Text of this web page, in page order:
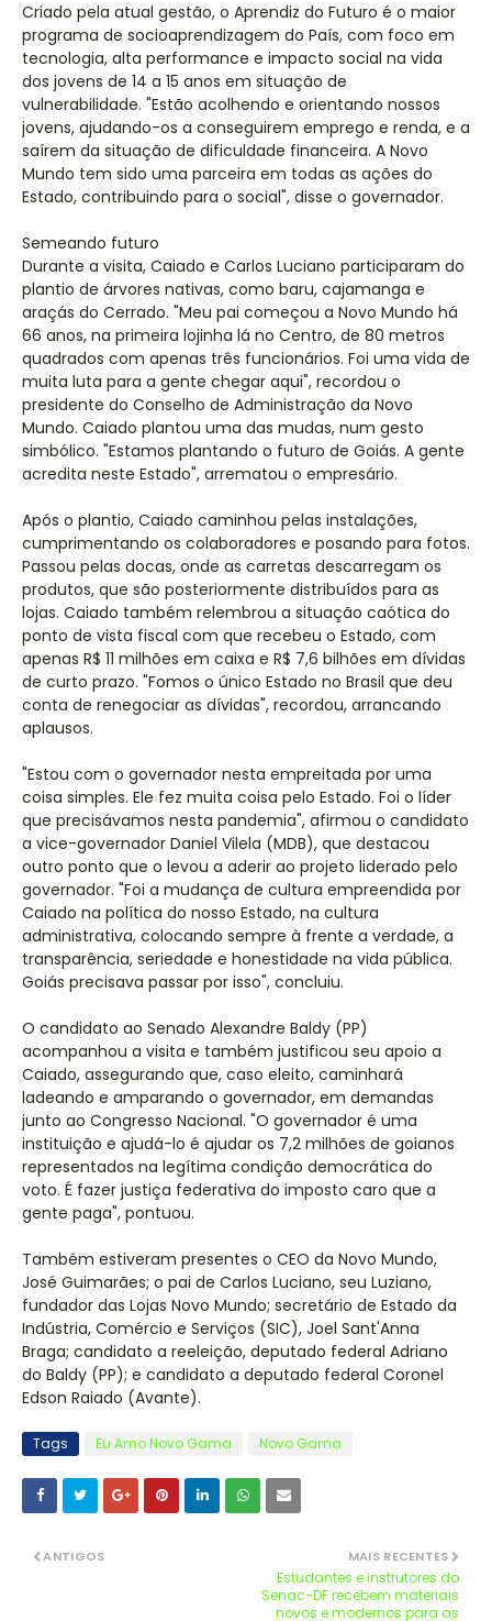
Criado pela atual gestão, o Aprendiz do Futuro é o maior
programa de socioaprendizagem do País, com foco em
tecnologia, alta performance e impacto social na vida
dos jovens de 14 a 15 anos em situação de
vulnerabilidade. "Estão acolhendo e orientando nossos
jovens, ajudando-os a conseguirem emprego e renda, e a
saírem da situação de dificuldade financeira. A Novo
Mundo tem sido uma parceira em todas as ações do
Estado, contribuindo para o social", disse o governador.
Semeando futuro
Durante a visita, Caiado e Carlos Luciano participaram do
plantio de árvores nativas, como baru, cajamanga e
araçás do Cerrado. "Meu pai começou a Novo Mundo há
66 anos, na primeira lojinha lá no Centro, de 80 metros
quadrados com apenas três funcionários. Foi uma vida de
muita luta para a gente chegar aqui", recordou o
presidente do Conselho de Administração da Novo
Mundo. Caiado plantou uma das mudas, num gesto
simbólico. "Estamos plantando o futuro de Goiás. A gente
acredita neste Estado", arrematou o empresário.
Após o plantio, Caiado caminhou pelas instalações,
cumprimentando os colaboradores e posando para fotos.
Passou pelas docas, onde as carretas descarregam os
produtos, que são posteriormente distribuídos para as
lojas. Caiado também relembrou a situação caótica do
ponto de vista fiscal com que recebeu o Estado, com
apenas R$ 11 milhões em caixa e R$ 7,6 bilhões em dívidas
de curto prazo. "Fomos o único Estado no Brasil que deu
conta de renegociar as dívidas", recordou, arrancando
aplausos.
"Estou com o governador nesta empreitada por uma
coisa simples. Ele fez muita coisa pelo Estado. Foi o líder
que precisávamos nesta pandemia", afirmou o candidato
a vice-governador Daniel Vilela (MDB), que destacou
outro ponto que o levou a aderir ao projeto liderado pelo
governador. "Foi a mudança de cultura empreendida por
Caiado na política do nosso Estado, na cultura
administrativa, colocando sempre à frente a verdade, a
transparência, seriedade e honestidade na vida pública.
Goiás precisava passar por isso", concluiu.
O candidato ao Senado Alexandre Baldy (PP)
acompanhou a visita e também justificou seu apoio a
Caiado, assegurando que, caso eleito, caminhará
ladeando e amparando o governador, em demandas
junto ao Congresso Nacional. "O governador é uma
instituição e ajudá-lo é ajudar os 7,2 milhões de goianos
representados na legítima condição democrática do
voto. É fazer justiça federativa do imposto caro que a
gente paga", pontuou.
Também estiveram presentes o CEO da Novo Mundo,
José Guimarães; o pai de Carlos Luciano, seu Luziano,
fundador das Lojas Novo Mundo; secretário de Estado da
Indústria, Comércio e Serviços (SIC), Joel Sant'Anna
Braga; candidato a reeleição, deputado federal Adriano
do Baldy (PP); e candidato a deputado federal Coronel
Edson Raiado (Avante).
Tags Eu Amo Novo Gama Novo Gama
MAIS RECENTES
Estudantes e instrutores do
Senac-DF recebem materiais
novos e modernos para as
ANTIGOS